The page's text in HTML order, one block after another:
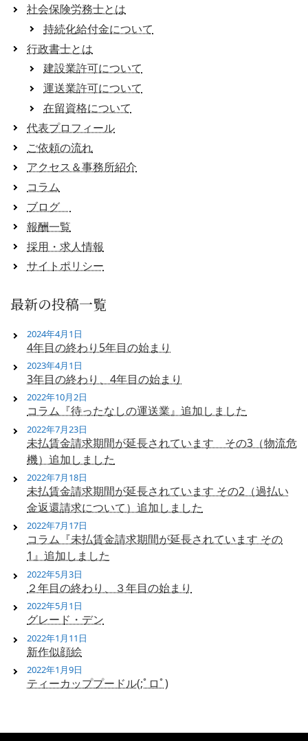
社会保険労務士とは
持続化給付金について
行政書士とは
建設業許可について
運送業許可について
在留資格について
代表プロフィール
ご依頼の流れ
アクセス＆事務所紹介
コラム
ブログ
報酬一覧
採用・求人情報
サイトポリシー
最新の投稿一覧
4年目の終わり5年目の始まり
2024年4月1日
3年目の終わり、4年目の始まり
2023年4月1日
コラム『待ったなしの運送業』追加しました
2022年10月2日
未払賃金請求期間が延長されています その3（物流危
機）追加しました
2022年7月23日
未払賃金請求期間が延長されています その2（過払い
金返還請求について）追加しました
2022年7月18日
コラム『未払賃金請求期間が延長されています その
1』追加しました
2022年7月17日
２年目の終わり、３年目の始まり
2022年5月3日
グレード・デン
2022年5月1日
新作似顔絵
2022年1月11日
ティーカッププードル(;ﾟロﾟ)
2022年1月9日